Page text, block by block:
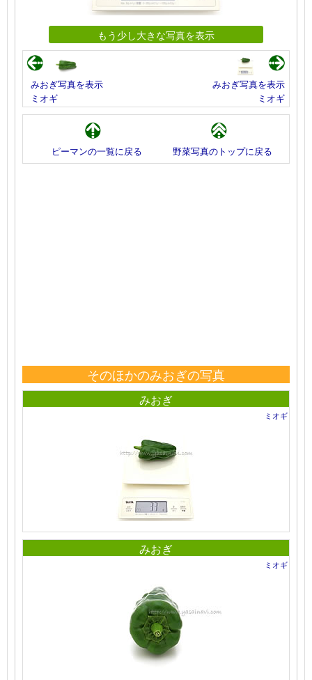
もう少し大きな写真を表示
みおぎ写真を表示
ミオギ
みおぎ写真を表示
ミオギ
ピーマンの一覧に戻る 野菜写真のトップに戻る
そのほかのみおぎの写真
みおぎ
ミオギ
みおぎ
ミオギ